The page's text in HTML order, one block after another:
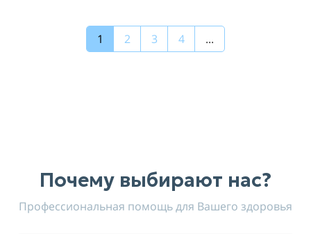
1 2 3 4 ...
Почему выбирают нас?
Профессиональная помощь для Вашего здоровья